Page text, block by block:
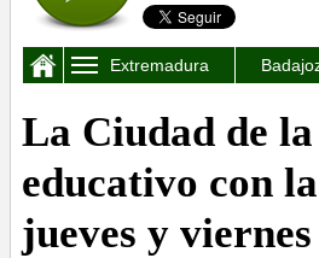
Extremadura
La Ciudad de
educativo con
jueves y